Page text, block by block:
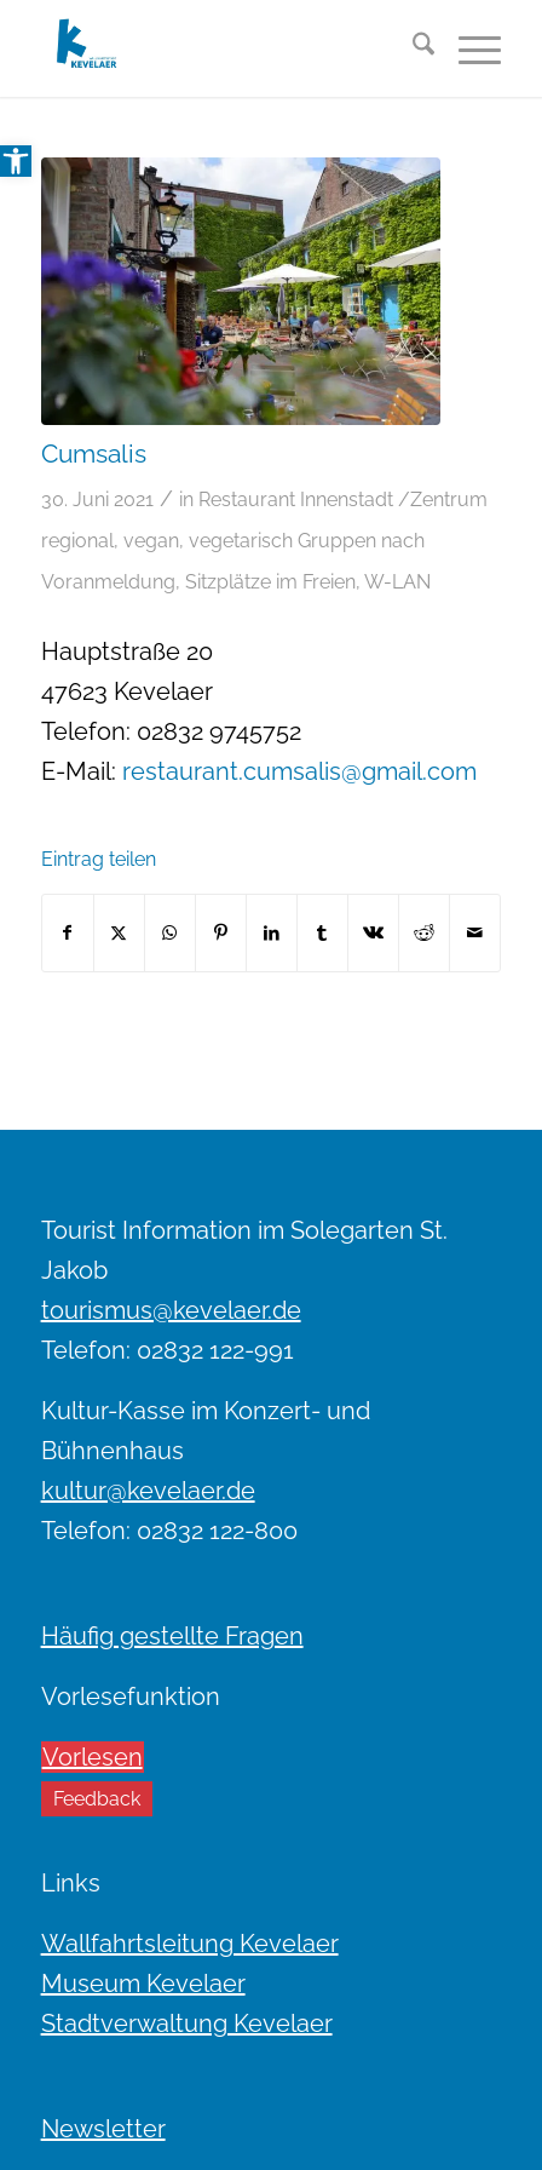
Open toolbar
Cumsalis
30. Juni 2021 / in Restaurant Innenstadt /Zentrum
regional, vegan, vegetarisch Gruppen nach
Voranmeldung, Sitzplätze im Freien, W-LAN
Hauptstraße 20
47623 Kevelaer
Telefon: 02832 9745752
E-Mail: restaurant.cumsalis@gmail.com
Eintrag teilen
Tourist Information im Solegarten St.
Jakob
tourismus@kevelaer.de
Telefon: 02832 122-991
Kultur-Kasse im Konzert- und
Bühnenhaus
kultur@kevelaer.de
Telefon: 02832 122-800
Häufig gestellte Fragen
Vorlesefunktion
Vorlesen
Feedback
Links
Wallfahrtsleitung Kevelaer
Museum Kevelaer
Stadtverwaltung Kevelaer
Newsletter